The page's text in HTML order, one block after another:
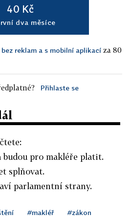
40 Kč
dva měsíce
reklam a s mobilní aplikací za 80
Přihlaste se
budou pro makléře platit.
splňovat.
parlamentní strany.
#makléř #zákon